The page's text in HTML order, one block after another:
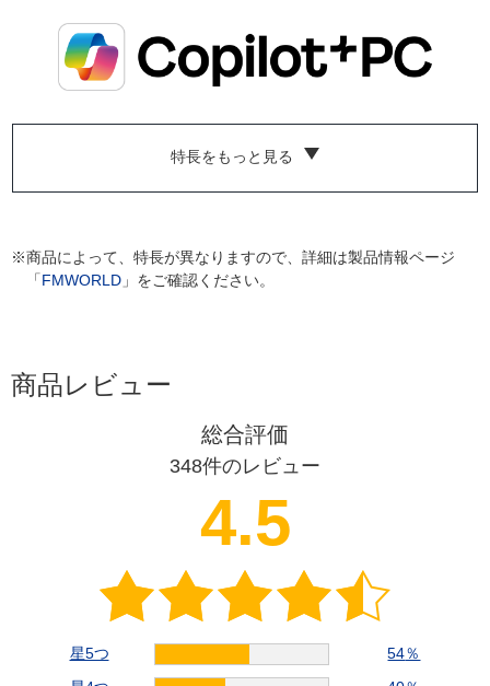
特長をもっと見る
※商品によって、特長が異なりますので、詳細は製品情報ページ
「 FMWORLD 」をご確認ください。
商品レビュー
総合評価
348件のレビュー
4.5
星5つ 54％